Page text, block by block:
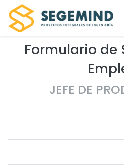
Formulario de
JEFE DE